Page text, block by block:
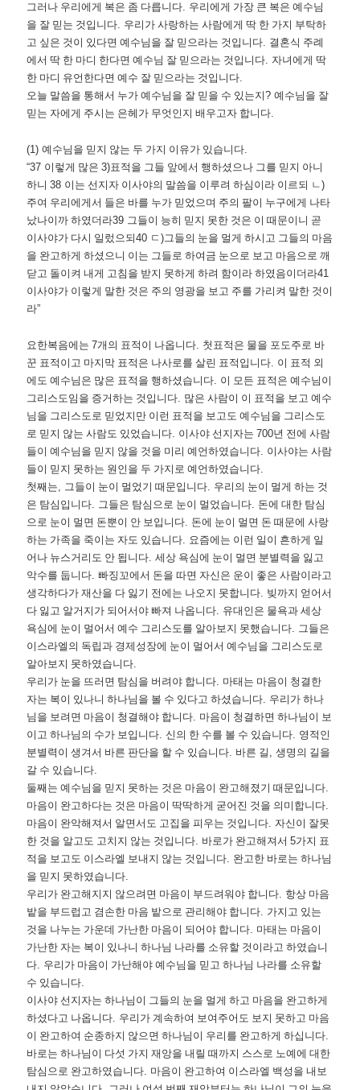
그러나 우리에게 복은 좀 다릅니다. 우리에게 가장 큰 복은 예수님
을 잘 믿는 것입니다. 우리가 사랑하는 사람에게 딱 한 가지 부탁하
고 싶은 것이 있다면 예수님을 잘 믿으라는 것입니다. 결혼식 주례
에서 딱 한 마디 한다면 예수님 잘 믿으라는 것입니다. 자녀에게 딱
한 마디 유언한다면 예수 잘 믿으라는 것입니다.
오늘 말씀을 통해서 누가 예수님을 잘 믿을 수 있는지?예수님을 잘
믿는 자에게 주시는 은헤가 무엇인지 배우고자 합니다.
(1)예수님을 믿지 않는 두 가지 이유가 있습니다.
“37 이렇게 많은3)표적을 그들 앞에서 행하셨으나 그를 믿지 아니
하니38 이는 선지자 이사야의 말씀을 이루려 하심이라 이르되 ㄴ)
주여 우리에게서 들은 바를 누가 믿었으며 주의 팔이 누구에게 나타
났나이까 하였더라39 그들이 능히 믿지 못한 것은 이 때문이니 곧
이사야가 다시 일렀으되40 ㄷ)그들의 눈을 멀게 하시고 그들의 마음
을 완고하게 하셨으니 이는 그들로 하여금 눈으로 보고 마음으로 깨
닫고 돌이켜 내게 고침을 받지 못하게 하려 함이라 하였음이더라41
이사야가 이렇게 말한 것은 주의 영광을 보고 주를 가리켜 말한 것이
라”
요한복음에는7개의 표적이 나옵니다. 첫표적은 물을 포도주로 바
꾼 표적이고 마지막 표적은 나사로를 살린 표적입니다. 이 표적 외
에도 예수님은 많은 표적을 행하셨습니다. 이 모든 표적은 예수님이
그리스도임을 증거하는 것입니다. 많은 사람이 이 표적을 보고 예수
님을 그리스도로 믿었지만 이런 표적을 보고도 예수님을 그리스도
로 믿지 않는 사람도 있었습니다. 이사야 선지자는700년 전에 사람
들이 예수님을 믿지 않을 것을 미리 예언하였습니다. 이사야는 사람
들이 믿지 못하는 원인을 두 가지로 예언하였습니다.
첫째는, 그들이 눈이 멀었기 때문입니다. 우리의 눈이 멀게 하는 것
은 탐심입니다. 그들은 탐심으로 눈이 멀었습니다. 돈에 대한 탐심
으로 눈이 멀면 돈뿐이 안 보입니다. 돈에 눈이 멀면 돈 때문에 사랑
하는 가족을 죽이는 자도 있습니다. 요즘에는 이런 일이 흔하게 일
어나 뉴스거리도 안 됩니다.세상 욕심에 눈이 멀면 분별력을 잃고
악수를 둡니다. 빠징꼬에서 돈을 따면 자신은 운이 좋은 사람이라고
생각하다가 재산을 다 잃기 전에는 나오지 못합니다. 빚까지 얻어서
다 잃고 알거지가 되어서야 빠져 나옵니다. 유대인은 물욕과 세상
욕심에 눈이 멀어서 예수 그리스도를 알아보지 못했습니다. 그들은
이스라엘의 독립과 경제성장에 눈이 멀어서 예수님을 그리스도로
알아보지 못하였습니다.
우리가 눈을 뜨러면 탐심을 버려야 합니다. 마태는 마음이 청결한
자는 복이 있나니 하나님을 볼 수 있다고 하셨습니다. 우리가 하나
님을 보려면 마음이 청결해야 합니다. 마음이 청결하면 하나님이 보
이고 하나님의 수가 보입니다. 신의 한 수를 볼 수 있습니다. 영적인
분별력이 생겨서 바른 판단을 할 수 있습니다. 바른 길 ,생명의 길을
갈 수 있습니다.
둘째는 예수님을 믿지 못하는 것은 마음이 완고해졌기 때문입니다.
마음이 완고하다는 것은 마음이 딱딱하게 굳어진 것을 의미합니다.
마음이 완악해져서 알면서도 고집을 피우는 것입니다. 자신이 잘못
한 것을 알고도 고치지 않는 것입니다. 바로가 완고해져서5가지 표
적을 보고도 이스라엘 보내지 않는 것입니다. 완고한 바로는 하나님
을 믿지 못하였습니다.
우리가 완고해지지 않으려면 마음이 부드려워야 합니다. 항상 마음
밭을 부드럽고 겸손한 마음 밭으로 관리해야 합니다. 가지고 있는
것을 나누는 가운데 가난한 마음이 되어야 합니다. 마태는 마음이
가난한 자는 복이 있나니 하나님 나라를 소유할 것이라고 하였습니
다. 우리가 마음이 가난해야 예수님을 믿고 하나님 나라를 소유할
수 있습니다.
이사야 선지자는 하나님이 그들의 눈을 멀게 하고 마음을 완고하게
하셨다고 나옵니다. 우리가 계속하여 보여주어도 보지 못하고 마음
이 완고하여 순종하지 않으면 하나님이 우리를 완고하게 하십니다.
바로는 하나님이 다섯 가지 재앙을 내릴 때까지 스스로 노예에 대한
탐심으로 완고하였습니다. 마음이 완고하여 이스라엘 백성을 내보